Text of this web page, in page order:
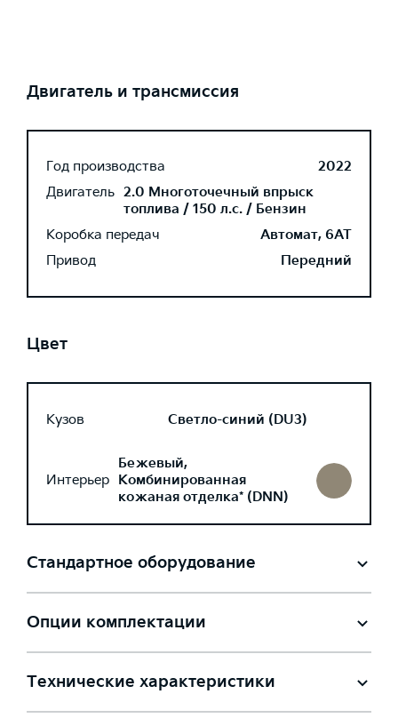
Двигатель и трансмиссия
Год производства
2022
Двигатель 2.0 Многоточечный впрыск
топлива / 150 л.с. / Бензин
Коробка передач
Автомат, 6AT
Привод
Передний
Цвет
Кузов Светло-синий (DU3)
Интерьер
Бежевый,
Комбинированная
кожаная отделка* (DNN)
Стандартное оборудование
Опции комплектации
Технические характеристики